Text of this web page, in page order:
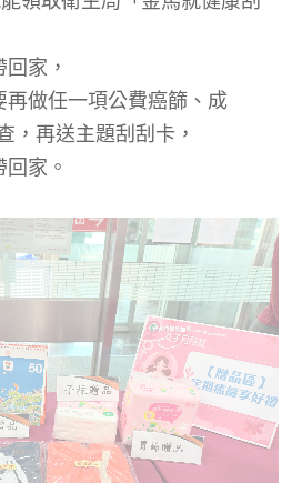
回家 ，
再做任一項公費癌篩、成
，再送主題刮刮卡 ，
家。